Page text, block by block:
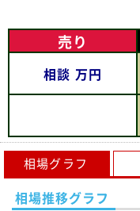
売り
相談 万円
相場グラフ
相場推移グラフ